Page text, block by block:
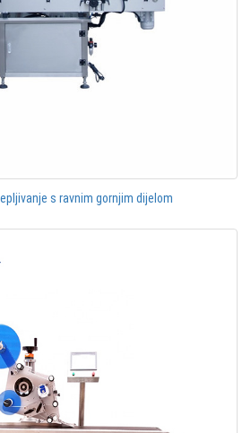
s ravnim gornjim dijelom